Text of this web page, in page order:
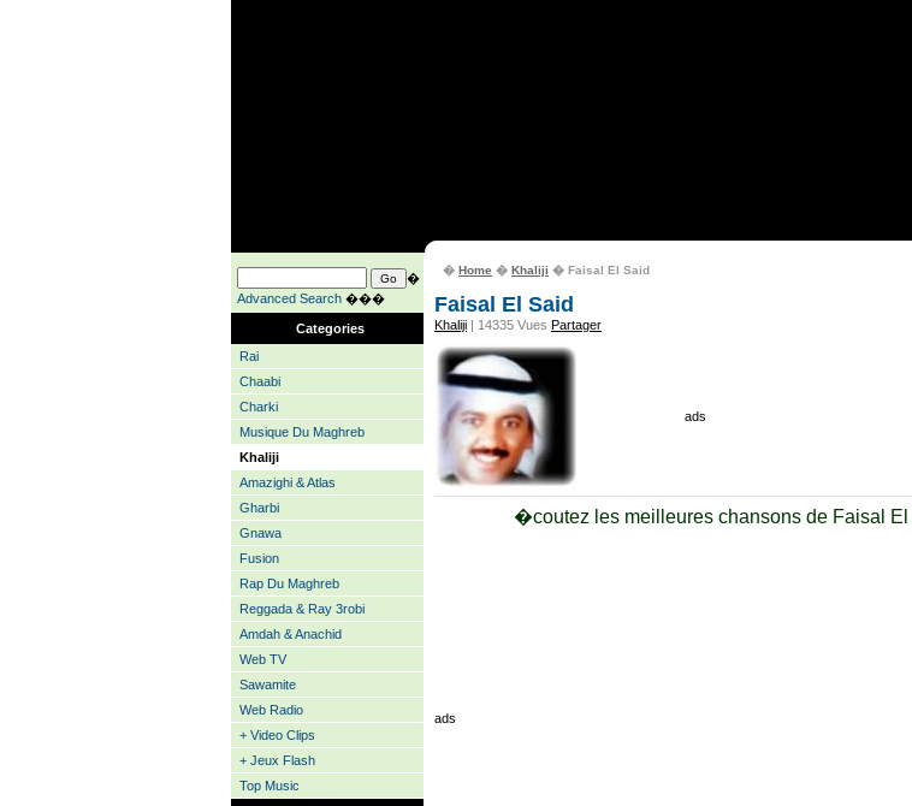
�
Advanced Search ���
Categories
Rai
Chaabi
Charki
Musique Du Maghreb
Khaliji
Amazighi & Atlas
Gharbi
Gnawa
Fusion
Rap Du Maghreb
Reggada & Ray 3robi
Amdah & Anachid
Web TV
Sawamite
Web Radio
+ Video Clips
+ Jeux Flash
Top Music
� Home � Khaliji � Faisal El Said
Faisal El Said
Khaliji | 14335 Vues Partager
ads
�coutez les meilleures chansons de Faisal El
ads